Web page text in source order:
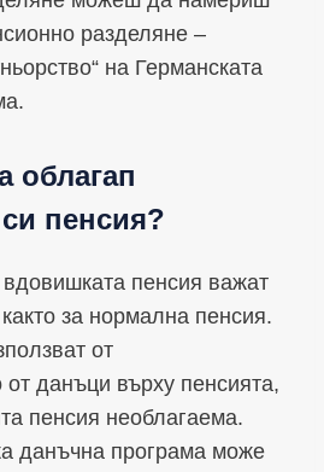
разделяне –
на Германската
облагап
пенсия?
пенсия важат
за нормална пенсия.
от
данъци върху пенсията,
пенсия необлагаема.
данъчна програма може